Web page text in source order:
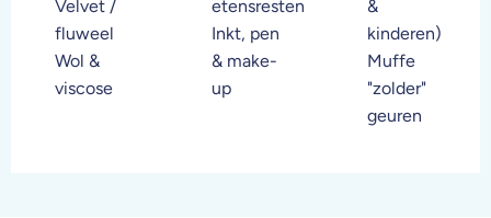
Velvet /
fluweel
Wol &
viscose
etensresten
Inkt, pen
& make-
up
&
kinderen)
Muffe
"zolder"
geuren